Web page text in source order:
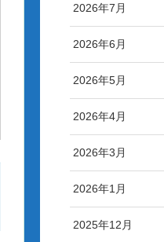
2026年7月
2026年6月
2026年5月
2026年4月
2026年3月
2026年1月
2025年12月